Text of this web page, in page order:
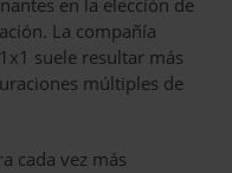
La compañía
suele resultar más
múltiples de
cada vez más